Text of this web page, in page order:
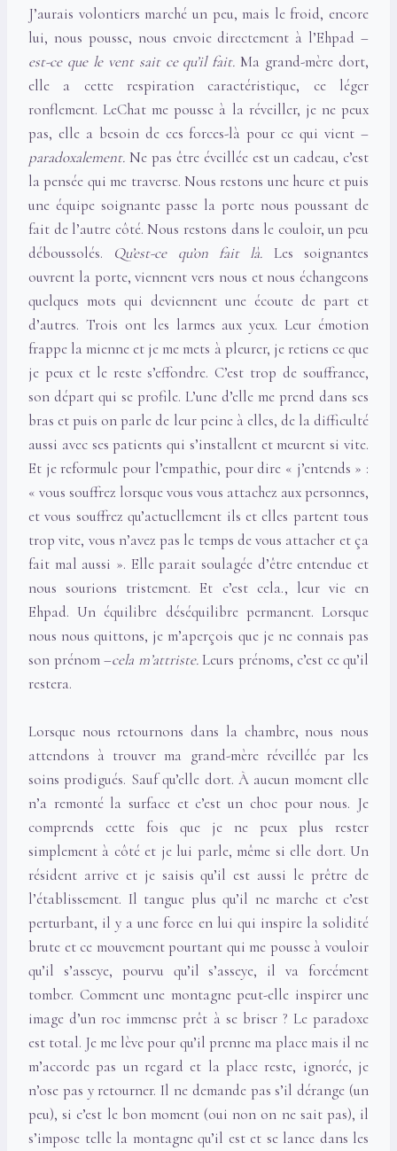
J’aurais volontiers marché un peu, mais le froid, encore
lui, nous pousse, nous envoie directement à l’Ehpad –
est-ce que le vent sait ce qu’il fait. Ma grand-mère dort,
elle a cette respiration caractéristique, ce léger
ronflement. LeChat me pousse à la réveiller, je ne peux
pas, elle a besoin de ces forces-là pour ce qui vient –
paradoxalement. Ne pas être éveillée est un cadeau, c’est
la pensée qui me traverse. Nous restons une heure et puis
une équipe soignante passe la porte nous poussant de
fait de l’autre côté. Nous restons dans le couloir, un peu
déboussolés. Qu’est-ce qu’on fait là. Les soignantes
ouvrent la porte, viennent vers nous et nous échangeons
quelques mots qui deviennent une écoute de part et
d’autres. Trois ont les larmes aux yeux. Leur émotion
frappe la mienne et je me mets à pleurer, je retiens ce que
je peux et le reste s’effondre. C’est trop de souffrance,
son départ qui se profile. L’une d’elle me prend dans ses
bras et puis on parle de leur peine à elles, de la difficulté
aussi avec ses patients qui s’installent et meurent si vite.
Et je reformule pour l’empathie, pour dire « j’entends » :
« vous souffrez lorsque vous vous attachez aux personnes,
et vous souffrez qu’actuellement ils et elles partent tous
trop vite, vous n’avez pas le temps de vous attacher et ça
fait mal aussi ». Elle parait soulagée d’être entendue et
nous sourions tristement. Et c’est cela., leur vie en
Ehpad. Un équilibre déséquilibre permanent. Lorsque
nous nous quittons, je m’aperçois que je ne connais pas
son prénom –cela m’attriste.Leurs prénoms, c’est ce qu’il
restera.
Lorsque nous retournons dans la chambre, nous nous
attendons à trouver ma grand-mère réveillée par les
soins prodigués. Sauf qu’elle dort. À aucun moment elle
n’a remonté la surface et c’est un choc pour nous. Je
comprends cette fois que je ne peux plus rester
simplement à côté et je lui parle, même si elle dort. Un
résident arrive et je saisis qu’il est aussi le prêtre de
l’établissement. Il tangue plus qu’il ne marche et c’est
perturbant, il y a une force en lui qui inspire la solidité
brute et ce mouvement pourtant qui me pousse à vouloir
qu’il s’asseye, pourvu qu’il s’asseye, il va forcément
tomber. Comment une montagne peut-elle inspirer une
image d’un roc immense prêt à se briser ? Le paradoxe
est total. Je me lève pour qu’il prenne ma place mais il ne
m’accorde pas un regard et la place reste, ignorée, je
n’ose pas y retourner. Il ne demande pas s’il dérange (un
peu), si c’est le bon moment (oui non on ne sait pas), il
s’impose telle la montagne qu’il est et se lance dans les